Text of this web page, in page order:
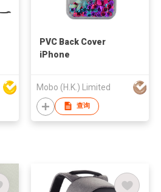
PVC Back Cover
iPhone
Mobo (H.K.) Limited
查询